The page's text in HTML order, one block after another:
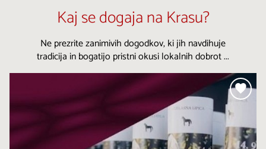
Kaj se dogaja na Krasu?
Ne prezrite zanimivih dogodkov, ki jih navdihuje
tradicija in bogatijo pristni okusi lokalnih dobrot ...